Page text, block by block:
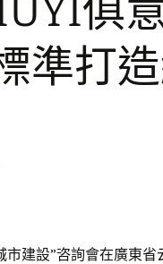
俱
準打
市建設”咨詢會在廣東